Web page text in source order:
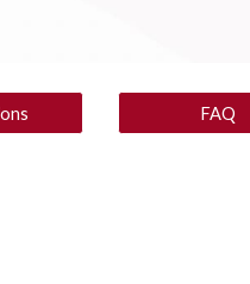
FAQ